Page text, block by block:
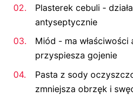
Plasterek cebuli -
antyseptycznie
Miód - ma właściwości
przyspiesza gojenie
Pasta z sody
zmniejsza obrzęk i